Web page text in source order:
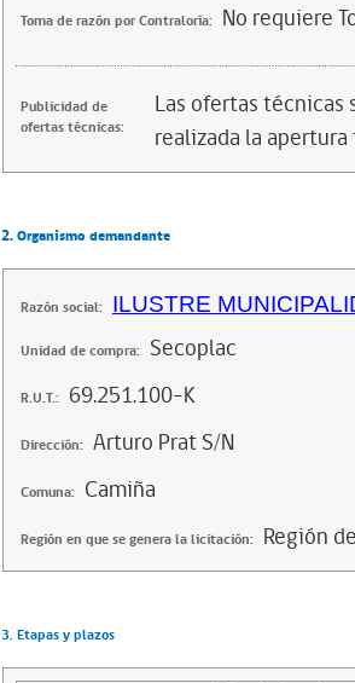
Toma de razón por Contraloría: No requiere
Publicidad de
ofertas técnicas:
Las ofertas
realizada la
2. Organismo demandante
Razón social: ILUSTRE
Unidad de compra: Secoplac
R.U.T.: 69.251.100-K
Dirección: Arturo Prat S/N
Comuna: Camiña
Región en que se genera la licitación: Región
3. Etapas y plazos